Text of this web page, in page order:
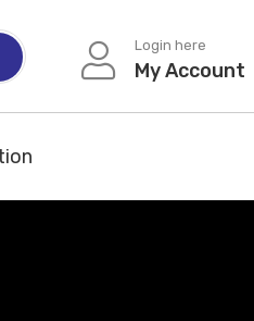
Login here
My Account